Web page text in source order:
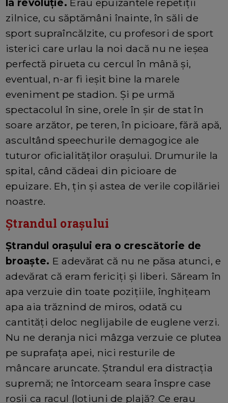
zilnice, cu săptămâni înainte, în săli de
sport supraîncălzite, cu profesori de sport
isterici care urlau la noi dacă nu ne ieșea
perfectă pirueta cu cercul în mână și,
eventual, n-ar fi ieșit bine la marele
eveniment pe stadion. Și pe urmă
spectacolul în sine, orele în șir de stat în
soare arzător, pe teren, în picioare, fără apă,
ascultând speechurile demagogice ale
tuturor oficialităților orașului. Drumurile la
spital, când cădeai din picioare de
epuizare. Eh, țin și astea de verile copilăriei
noastre.
Ștrandul orașului
Ștrandul orașului era o crescătorie de
broaște. E adevărat că nu ne păsa atunci, e
adevărat că eram fericiți și liberi. Săream în
apa verzuie din toate pozițiile, înghițeam
apa aia trăznind de miros, odată cu
cantități deloc neglijabile de euglene verzi.
Nu ne deranja nici mâzga verzuie ce plutea
pe suprafața apei, nici resturile de
mâncare aruncate. Ștrandul era distracția
supremă; ne întorceam seara înspre case
roșii ca racul (loțiuni de plajă? Ce erau